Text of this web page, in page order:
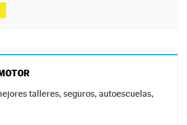
talleres, seguros, autoescuelas,